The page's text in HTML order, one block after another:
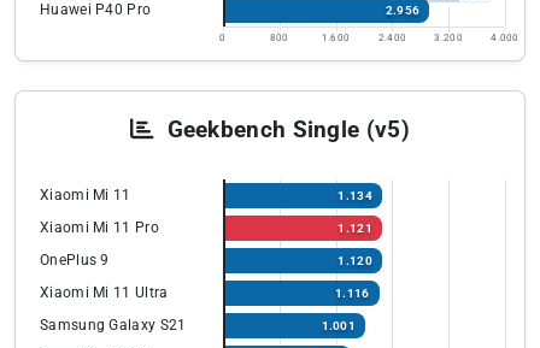
Huawei P40 Pro 2.956
0 800 1.600 2.400 3.200 4.000
Geekbench Single (v5)
Xiaomi Mi 11 1.134
Xiaomi Mi 11 Pro 1.121
OnePlus 9 1.120
Xiaomi Mi 11 Ultra 1.116
Samsung Galaxy S21 1.001